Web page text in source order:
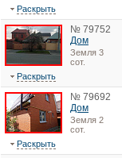
Раскрыть
№ 79752
Дом
Земля 3
сот.
Раскрыть
№ 79692
Дом
Земля 2
сот.
Раскрыть